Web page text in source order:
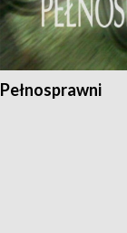
Pełnosprawni